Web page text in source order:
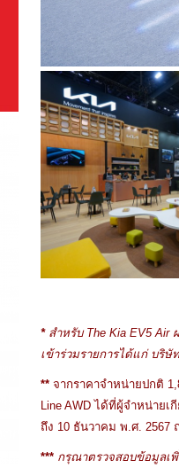
* สำหรับThe Kia EV5 Air
เข้าร่วมรายการได้แก่ บริ
**จากราคาจำหน่ายปกติ
Line AWD ได้ที่ผู้จำหน่าย
ถึง 10 ธันวาคม พ.ศ. 2567
*** กรุณาตรวจสอบข้อมูลเ